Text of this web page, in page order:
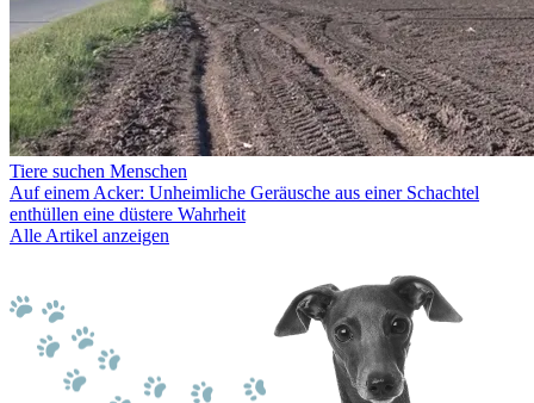
Tiere suchen Menschen
Auf einem Acker: Unheimliche Geräusche aus einer Schachtel
enthüllen eine düstere Wahrheit
Alle Artikel anzeigen